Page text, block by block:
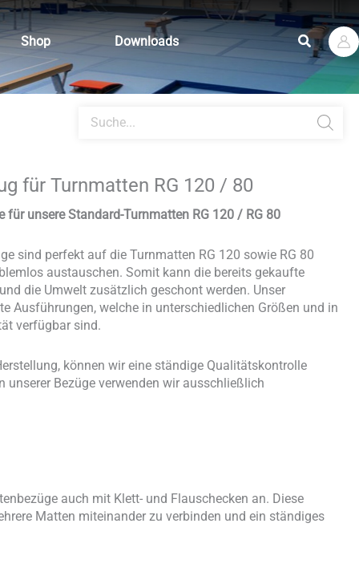
Shop Downloads Suchen
search
für Turnmatten RG 120 / 80
unsere Standard-Turnmatten RG 120 / RG 80
sind perfekt auf die Turnmatten RG 120 sowie RG 80
austauschen. Somit kann die bereits gekaufte
die Umwelt zusätzlich geschont werden. Unser
Ausführungen, welche in unterschiedlichen Größen und in
verfügbar sind.
können wir eine ständige Qualitätskontrolle
unserer Bezüge verwenden wir ausschließlich
auch mit Klett- und Flauschecken an. Diese
Matten miteinander zu verbinden und ein ständiges